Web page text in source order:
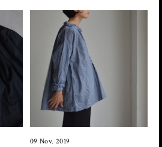
09 Nov. 2019